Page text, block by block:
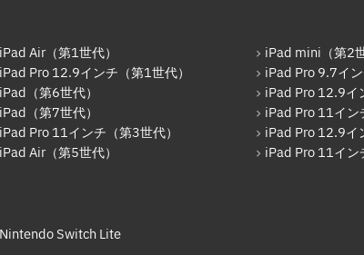
iPad Air（第1世代） iPad mini（第2世
iPad Pro 12.9インチ（第1世代） iPad Pro 9.7イ
iPad（第6世代） iPad Pro 12.9イ
iPad（第7世代） iPad Pro 11イン
iPad Pro 11インチ（第3世代） iPad Pro 12.9イ
iPad Air（第5世代） iPad Pro 11イン
Nintendo Switch Lite